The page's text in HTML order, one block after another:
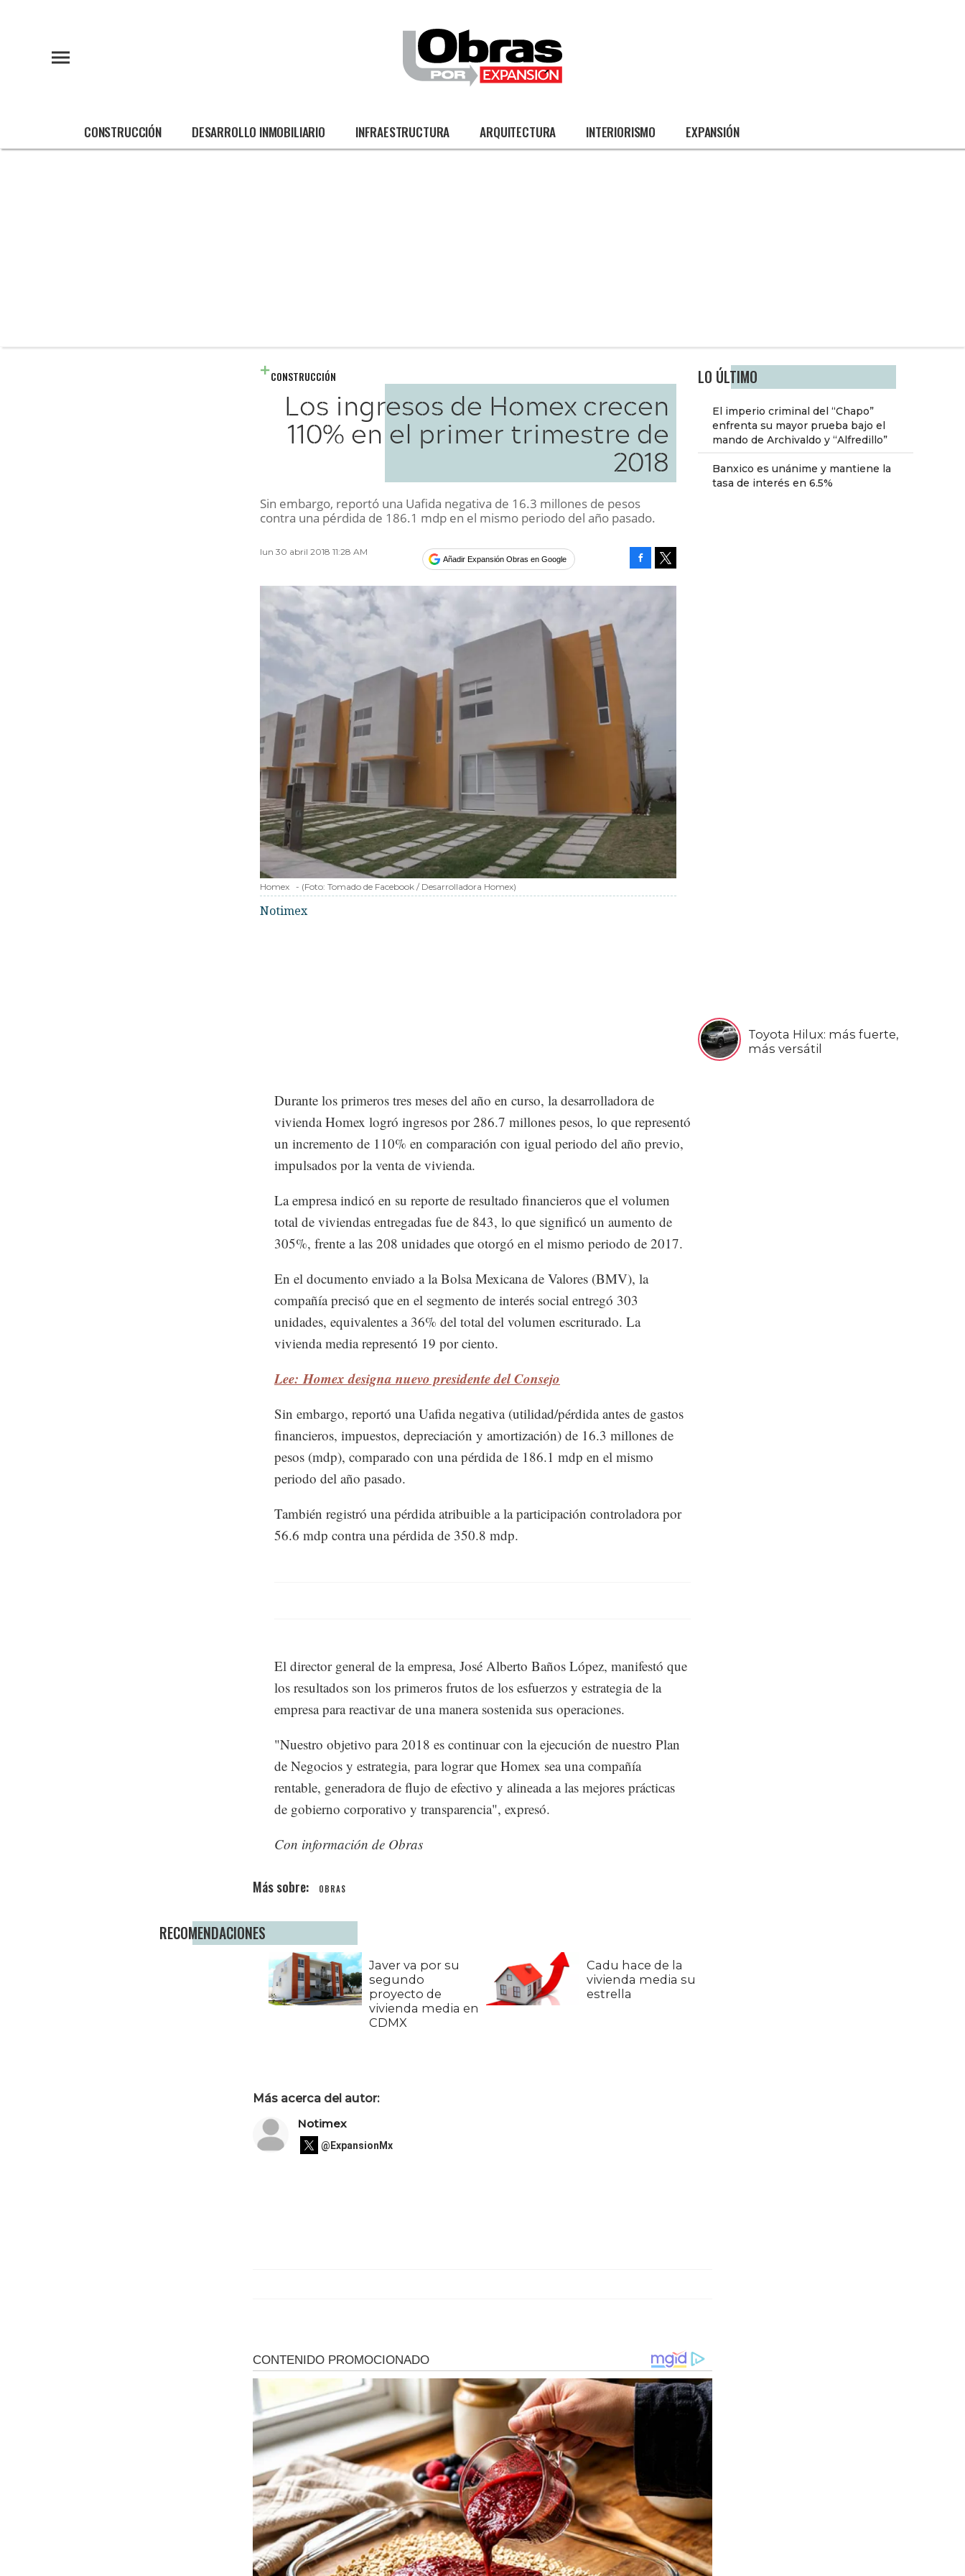
CONSTRUCCIÓN DESARROLLO INMOBILIARIO INFRAESTRUCTURA ARQUITECTURA INTERIORISMO EXPANSIÓN
LO ÚLTIMO
El imperio criminal del “Chapo”
enfrenta su mayor prueba bajo el
mando de Archivaldo y “Alfredillo”
Banxico es unánime y mantiene la
tasa de interés en 6.5%
Toyota Hilux: más fuerte,
más versátil
CONSTRUCCIÓN
Los ingresos de Homex crecen
110% en el primer trimestre de
2018
Sin embargo, reportó una Uafida negativa de 16.3 millones de pesos
contra una pérdida de 186.1 mdp en el mismo periodo del año pasado.
lun 30 abril 2018 11:28 AM
Añadir Expansión Obras en Google
Homex - (Foto: Tomado de Facebook / Desarrolladora Homex)
Notimex
Durante los primeros tres meses del año en curso, la desarrolladora de
vivienda Homex logró ingresos por 286.7 millones pesos, lo que representó
un incremento de 110% en comparación con igual periodo del año previo,
impulsados por la venta de vivienda.
La empresa indicó en su reporte de resultado financieros que el volumen
total de viviendas entregadas fue de 843, lo que significó un aumento de
305%, frente a las 208 unidades que otorgó en el mismo periodo de 2017.
En el documento enviado a la Bolsa Mexicana de Valores (BMV), la
compañía precisó que en el segmento de interés social entregó 303
unidades, equivalentes a 36% del total del volumen escriturado. La
vivienda media representó 19 por ciento.
Lee: Homex designa nuevo presidente del Consejo
Sin embargo, reportó una Uafida negativa (utilidad/pérdida antes de gastos
financieros, impuestos, depreciación y amortización) de 16.3 millones de
pesos (mdp), comparado con una pérdida de 186.1 mdp en el mismo
periodo del año pasado.
También registró una pérdida atribuible a la participación controladora por
56.6 mdp contra una pérdida de 350.8 mdp.
El director general de la empresa, José Alberto Baños López, manifestó que
los resultados son los primeros frutos de los esfuerzos y estrategia de la
empresa para reactivar de una manera sostenida sus operaciones.
"Nuestro objetivo para 2018 es continuar con la ejecución de nuestro Plan
de Negocios y estrategia, para lograr que Homex sea una compañía
rentable, generadora de flujo de efectivo y alineada a las mejores prácticas
de gobierno corporativo y transparencia", expresó.
Con información de Obras
OBRAS
RECOMENDACIONES
Javer va por su
segundo
proyecto de
vivienda media en
CDMX
Cadu hace de la
vivienda media su
estrella
Más acerca del autor:
Notimex
@ExpansionMx